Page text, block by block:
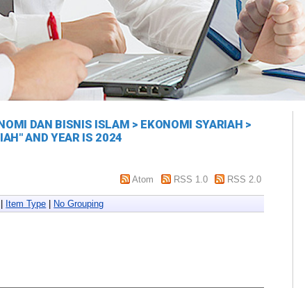
DAN BISNIS ISLAM > EKONOMI SYARIAH >
AND YEAR IS 2024
Atom RSS 1.0 RSS 2.0
Item Type No Grouping